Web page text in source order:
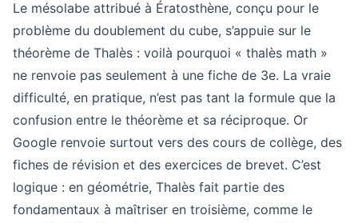
Le mésolabe attribué à Ératosthène, conçu pour le
problème du doublement du cube, s’appuie sur le
théorème de Thalès : voilà pourquoi « thalès math »
ne renvoie pas seulement à une fiche de 3e. La vraie
difficulté, en pratique, n’est pas tant la formule que la
confusion entre le théorème et sa réciproque. Or
Google renvoie surtout vers des cours de collège, des
fiches de révision et des exercices de brevet. C’est
logique : en géométrie, Thalès fait partie des
fondamentaux à maîtriser en troisième, comme le